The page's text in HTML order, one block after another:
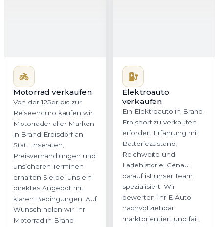
erhalten Sie bei uns ein
direktes Angebot mit
klaren Bedingungen. Auf
Wunsch holen wir Ihr
Motorrad in Brand-
Erbisdorf oder überall in
Sachsen kostenlos ab.
Jetzt Motorrad
bewerten
Ladehistorie. Genau
darauf ist unser Team
spezialisiert. Wir
bewerten Ihr E-Auto
nachvollziehbar,
marktorientiert und fair,
damit Sie in Sachsen ein
realistisches Angebot
ohne versteckte Abzüge
erhalten.
Jetzt E-Auto
bewerten